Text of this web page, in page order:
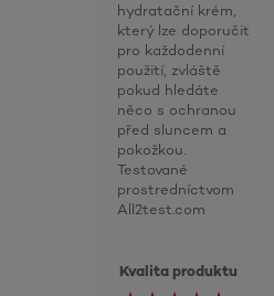
hydratační krém,
který lze doporučit
pro každodenní
použití, zvláště
pokud hledáte
něco s ochranou
před sluncem a
pokožkou.
Testované
prostredníctvom
All2test.com
Kvalita produktu